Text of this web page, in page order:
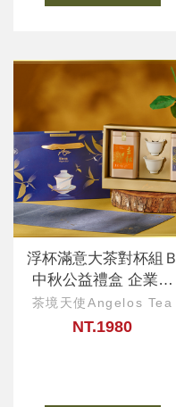
浮杯滿意大茶對杯組Ｂ
中秋公益禮盒 企業客
製、ESG永續好禮
茶境天使Angelos Tea
NT.1980